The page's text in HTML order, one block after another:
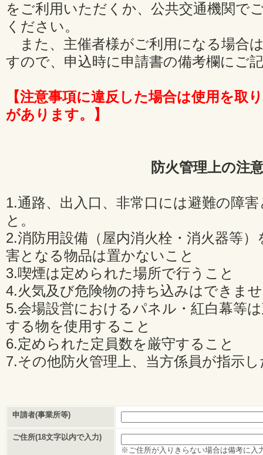
をご利用いただくか、公共交通機関で
ください。
また、主催者様がご利用になる場合
すので、申込時に申請書の備考欄にご
【注意事項に違反した場合は使用を取
があります。】
防火管理上の注
1.通路、出入口、非常口には避難の障
と。
2.消防用設備（屋内消火栓・消火器等
害となる物品は置かないこと
3.喫煙は定められた場所で行うこと
4.火気及び危険物の持ち込みはできま
5.会場設営におけるパネル・紅白幕等
する物を使用すること
6.定められた定員数を厳守すること
7.その他防火管理上、当方係員が指示
申請者(事業所等)
ご住所(18文字以内で入力)
※ご住所が入りきらない場合は備考に入